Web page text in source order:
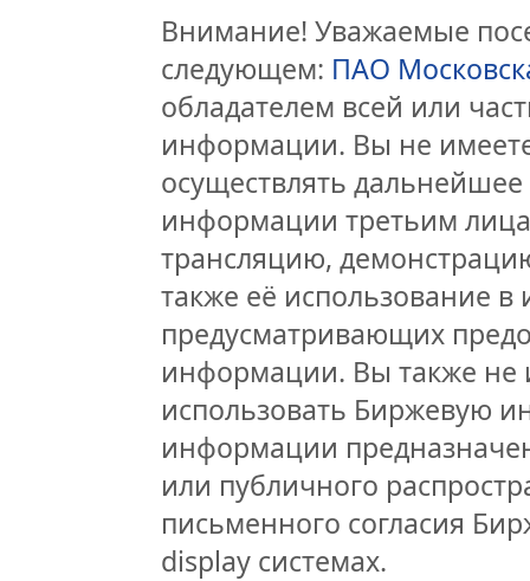
Внимание! Уважаемые
следующем: ПАО
обладателем всей или
информации. Вы не
осуществлять
информации третьим
трансляцию,
также её использование
предусматривающих
информации. Вы также не
использовать Биржевую
информации
или публичного
письменного согласия
display системах.